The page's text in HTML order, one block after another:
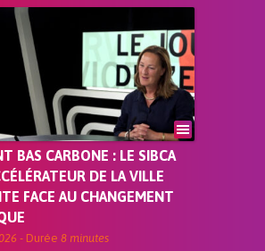
BAS CARBONE : LE SIBCA
DE LA VILLE
FACE AU CHANGEMENT
- Durée 8 minutes